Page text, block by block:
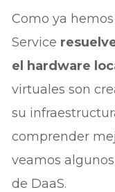
Como ya
Service
el hardware
virtuales son
su
comprender
veamos
de DaaS.